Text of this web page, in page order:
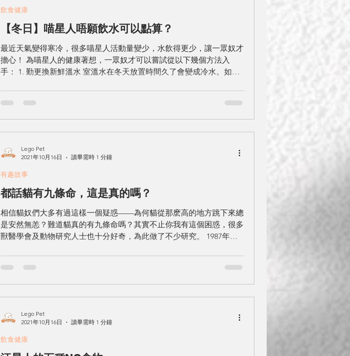
【冬日】喵星人唔願飲水可以點算？
最近天氣變得寒冷，很多喵星人活動量變少，水飲得更少，讓一眾奴才
擔心！ 為喵星人的健康著想，一眾奴才可以嘗試從以下幾個方法入
手： 1. 勤更換新鮮溫水 室溫水在冬天放置時間久了會變成冷水。如果
飲食健康
都話貓有九條命，這是真的嗎？
相信貓奴們大多有過這樣一個疑惑——為何貓從那麽高的地方跳下來總
是安然無恙？難道貓真的有九條命嗎？其實不止你我有這個困惑，很多
獸醫學會及動物研究人士也十分好奇，為此做了不少研究。 1987年，
有趣故事
Lego Pet
2021年10月16日
讀畢需時 1 分鐘
飲食健康
Lego Pet
2021年10月16日
讀畢需時 1 分鐘